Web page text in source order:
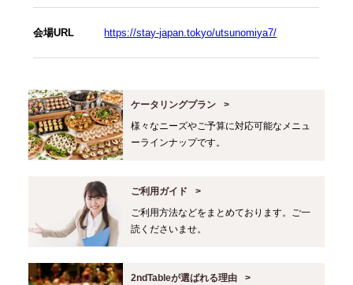
会場URL https://stay-japan.tokyo/utsunomiya7/
ケータリングプラン
様々なニーズやご予算に対応可能なメニュ
ーラインナップです。
ご利用ガイド
ご利用方法などをまとめております。ご一
読くださいませ。
2ndTableが選ばれる理由